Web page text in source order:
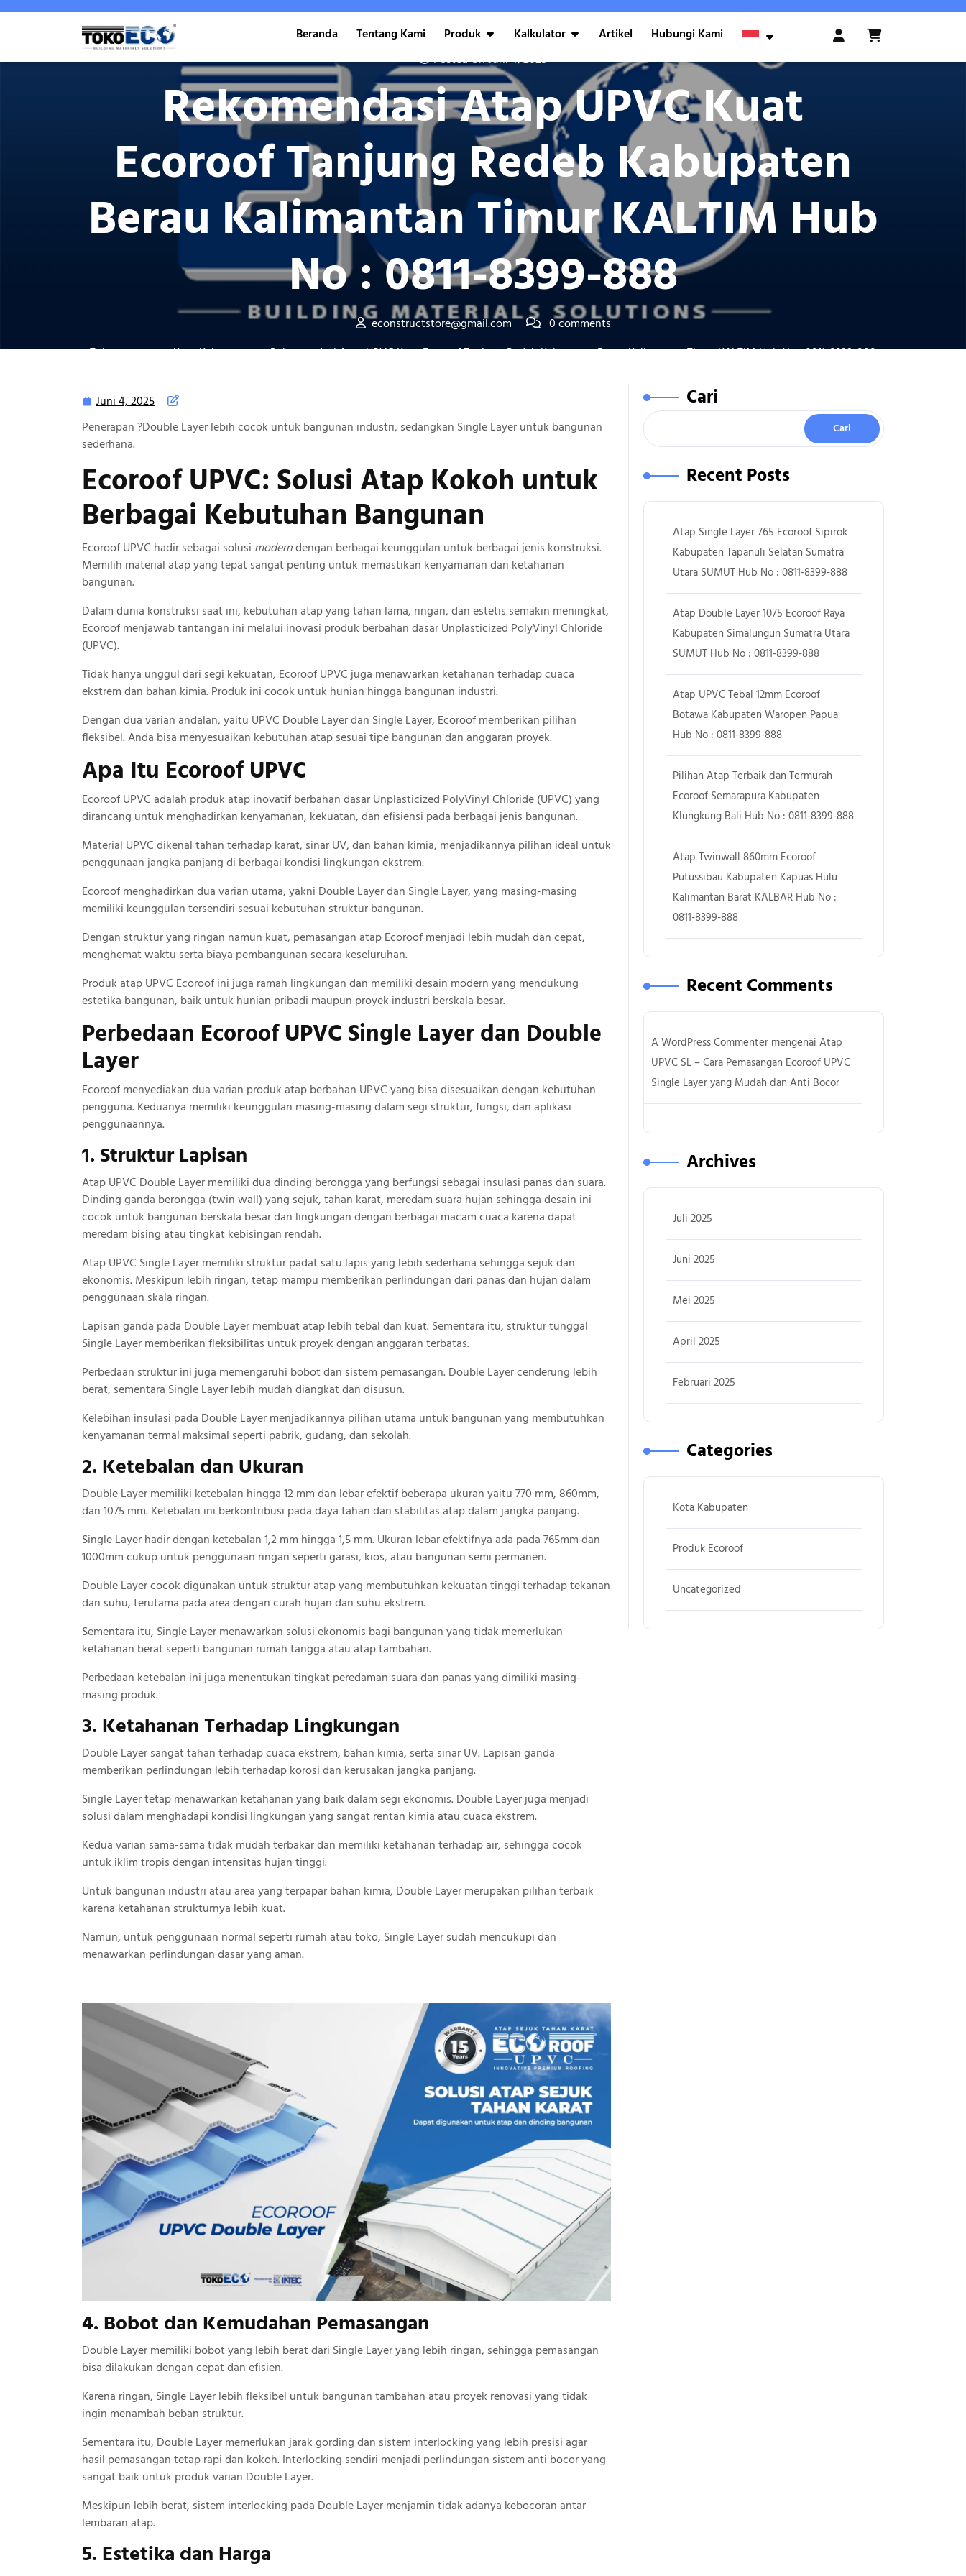
Skip
Beranda Tentang Kami Produk Kalkulator Artikel Hubungi Kami
Login
Posted On Juni 4, 2025
Rekomendasi Atap UPVC Kuat
Ecoroof Tanjung Redeb Kabupaten
Berau Kalimantan Timur KALTIM Hub
No : 0811-8399-888
econstructstore@gmail.com
0 comments
Tokoeco.com>>Kota Kabupaten>> Rekomendasi Atap UPVC Kuat Ecoroof Tanjung Redeb Kabupaten Berau Kalimantan Timur KALTIM Hub No : 0811-8399-888
Juni 4, 2025 Juni
4,
Penerapan ?Double Layer lebih cocok untuk bangunan industri, sedangkan Single Layer untuk bangunan
sederhana.
Ecoroof UPVC: Solusi Atap Kokoh untuk
Berbagai Kebutuhan Bangunan
Ecoroof UPVC hadir sebagai solusi moderndengan berbagai keunggulan untuk berbagai jenis konstruksi.
Memilih material atap yang tepat sangat penting untuk memastikan kenyamanan dan ketahanan
bangunan.
Dalam dunia konstruksi saat ini, kebutuhan atap yang tahan lama, ringan, dan estetis semakin meningkat,
Ecoroof menjawab tantangan ini melalui inovasi produk berbahan dasar Unplasticized PolyVinyl Chloride
(UPVC).
Tidak hanya unggul dari segi kekuatan, Ecoroof UPVC juga menawarkan ketahanan terhadap cuaca
ekstrem dan bahan kimia. Produk ini cocok untuk hunian hingga bangunan industri.
Dengan dua varian andalan, yaitu UPVC Double Layer dan Single Layer, Ecoroof memberikan pilihan
fleksibel. Anda bisa menyesuaikan kebutuhan atap sesuai tipe bangunan dan anggaran proyek.
Apa Itu Ecoroof UPVC
Ecoroof UPVC adalah produk atap inovatif berbahan dasar Unplasticized PolyVinyl Chloride (UPVC) yang
dirancang untuk menghadirkan kenyamanan, kekuatan, dan efisiensi pada berbagai jenis bangunan.
Material UPVC dikenal tahan terhadap karat, sinar UV, dan bahan kimia, menjadikannya pilihan ideal untuk
penggunaan jangka panjang di berbagai kondisi lingkungan ekstrem.
Ecoroof menghadirkan dua varian utama, yakni Double Layer dan Single Layer, yang masing-masing
memiliki keunggulan tersendiri sesuai kebutuhan struktur bangunan.
Dengan struktur yang ringan namun kuat, pemasangan atap Ecoroof menjadi lebih mudah dan cepat,
menghemat waktu serta biaya pembangunan secara keseluruhan.
Produk atap UPVC Ecoroof ini juga ramah lingkungan dan memiliki desain modern yang mendukung
estetika bangunan, baik untuk hunian pribadi maupun proyek industri berskala besar.
Perbedaan Ecoroof UPVC Single Layer dan Double
Layer
Ecoroof menyediakan dua varian produk atap berbahan UPVC yang bisa disesuaikan dengan kebutuhan
pengguna. Keduanya memiliki keunggulan masing-masing dalam segi struktur, fungsi, dan aplikasi
penggunaannya.
1. Struktur Lapisan
Atap UPVC Double Layer memiliki dua dinding berongga yang berfungsi sebagai insulasi panas dan suara.
Dinding ganda berongga (twin wall) yang sejuk, tahan karat, meredam suara hujan sehingga desain ini
cocok untuk bangunan berskala besar dan lingkungan dengan berbagai macam cuaca karena dapat
meredam bising atau tingkat kebisingan rendah.
Atap UPVC Single Layer memiliki struktur padat satu lapis yang lebih sederhana sehingga sejuk dan
ekonomis. Meskipun lebih ringan, tetap mampu memberikan perlindungan dari panas dan hujan dalam
penggunaan skala ringan.
Lapisan ganda pada Double Layer membuat atap lebih tebal dan kuat. Sementara itu, struktur tunggal
Single Layer memberikan fleksibilitas untuk proyek dengan anggaran terbatas.
Perbedaan struktur ini juga memengaruhi bobot dan sistem pemasangan. Double Layer cenderung lebih
berat, sementara Single Layer lebih mudah diangkat dan disusun.
Kelebihan insulasi pada Double Layer menjadikannya pilihan utama untuk bangunan yang membutuhkan
kenyamanan termal maksimal seperti pabrik, gudang, dan sekolah.
2. Ketebalan dan Ukuran
Double Layer memiliki ketebalan hingga 12 mm dan lebar efektif beberapa ukuran yaitu 770 mm, 860mm,
dan 1075 mm. Ketebalan ini berkontribusi pada daya tahan dan stabilitas atap dalam jangka panjang.
Single Layer hadir dengan ketebalan 1,2 mm hingga 1,5 mm. Ukuran lebar efektifnya ada pada 765mm dan
1000mm cukup untuk penggunaan ringan seperti garasi, kios, atau bangunan semi permanen.
Double Layer cocok digunakan untuk struktur atap yang membutuhkan kekuatan tinggi terhadap tekanan
dan suhu, terutama pada area dengan curah hujan dan suhu ekstrem.
Sementara itu, Single Layer menawarkan solusi ekonomis bagi bangunan yang tidak memerlukan
ketahanan berat seperti bangunan rumah tangga atau atap tambahan.
Perbedaan ketebalan ini juga menentukan tingkat peredaman suara dan panas yang dimiliki masing-
masing produk.
3. Ketahanan Terhadap Lingkungan
Double Layer sangat tahan terhadap cuaca ekstrem, bahan kimia, serta sinar UV. Lapisan ganda
memberikan perlindungan lebih terhadap korosi dan kerusakan jangka panjang.
Single Layer tetap menawarkan ketahanan yang baik dalam segi ekonomis. Double Layer juga menjadi
solusi dalam menghadapi kondisi lingkungan yang sangat rentan kimia atau cuaca ekstrem.
Kedua varian sama-sama tidak mudah terbakar dan memiliki ketahanan terhadap air, sehingga cocok
untuk iklim tropis dengan intensitas hujan tinggi.
Untuk bangunan industri atau area yang terpapar bahan kimia, Double Layer merupakan pilihan terbaik
karena ketahanan strukturnya lebih kuat.
Namun, untuk penggunaan normal seperti rumah atau toko, Single Layer sudah mencukupi dan
menawarkan perlindungan dasar yang aman.
4. Bobot dan Kemudahan Pemasangan
Double Layer memiliki bobot yang lebih berat dari Single Layer yang lebih ringan, sehingga pemasangan
bisa dilakukan dengan cepat dan efisien.
Karena ringan, Single Layer lebih fleksibel untuk bangunan tambahan atau proyek renovasi yang tidak
ingin menambah beban struktur.
Sementara itu, Double Layer memerlukan jarak gording dan sistem interlocking yang lebih presisi agar
hasil pemasangan tetap rapi dan kokoh. Interlocking sendiri menjadi perlindungan sistem anti bocor yang
sangat baik untuk produk varian Double Layer.
Meskipun lebih berat, sistem interlocking pada Double Layer menjamin tidak adanya kebocoran antar
lembaran atap.
5. Estetika dan Harga
Cari
Cari
Recent Posts
Atap Single Layer 765 Ecoroof Sipirok
Kabupaten Tapanuli Selatan Sumatra
Utara SUMUT Hub No : 0811-8399-888
Atap Double Layer 1075 Ecoroof Raya
Kabupaten Simalungun Sumatra Utara
SUMUT Hub No : 0811-8399-888
Atap UPVC Tebal 12mm Ecoroof
Botawa Kabupaten Waropen Papua
Hub No : 0811-8399-888
Pilihan Atap Terbaik dan Termurah
Ecoroof Semarapura Kabupaten
Klungkung Bali Hub No : 0811-8399-888
Atap Twinwall 860mm Ecoroof
Putussibau Kabupaten Kapuas Hulu
Kalimantan Barat KALBAR Hub No :
0811-8399-888
Recent Comments
A WordPress Commenter mengenai Atap
UPVC SL – Cara Pemasangan Ecoroof UPVC
Single Layer yang Mudah dan Anti Bocor
Archives
Juli 2025
Juni 2025
Mei 2025
April 2025
Februari 2025
Categories
Kota Kabupaten
Produk Ecoroof
Uncategorized